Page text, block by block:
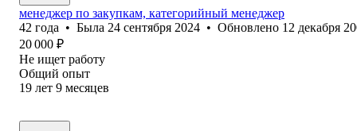
менеджер по закупкам, категорийный менеджер
42 года • Была 24 сентября 2024 • Обновлено 12 декабря
20 000 ₽
Не ищет работу
Общий опыт
19 лет 9 месяцев